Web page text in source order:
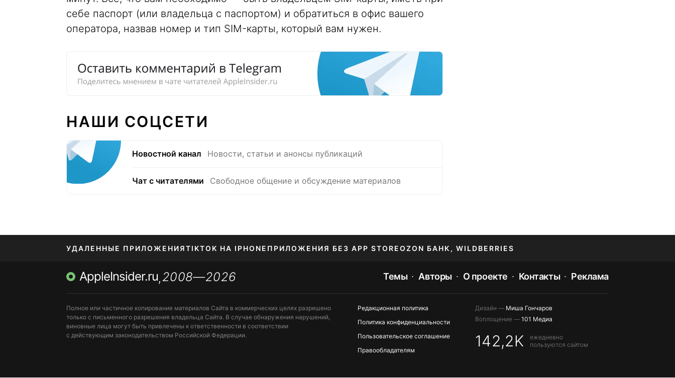
себе паспорт (или владельца с паспортом) и обратиться в офис вашего
оператора, назвав номер и тип SIM-карты, который вам нужен.
НАШИ СОЦСЕТИ
Новостной канал Новости, статьи и анонсы публикаций
Чат с читателями Свободное общение и обсуждение материалов
УДАЛЕННЫЕ ПРИЛОЖЕНИЯTIKTOK НА IPHONE ПРИЛОЖЕНИЯ БЕЗ APP STOREOZON БАНК, WILDBERRIES
МЕССЕНДЖЕРЫ KAKAOTALK, B…ПОПОЛНЕНИЕ APPLE ID
AppleInsider.ru, 2008—2026 Темы Авторы О проекте Контакты Реклама
Полное или частичное копирование материалов Сайта в коммерческих целях разрешено
только с письменного разрешения владельца Сайта. В случае обнаружения нарушений,
виновные лица могут быть привлечены к ответственности в соответствии
с действующим законодательством Российской Федерации.
Редакционная политика
Политика конфиденциальности
Пользовательское соглашение
Правообладателям
Дизайн — Миша Гончаров
Воплощение — 101 Медиа
142,2K
ежедневно
пользуются сайтом